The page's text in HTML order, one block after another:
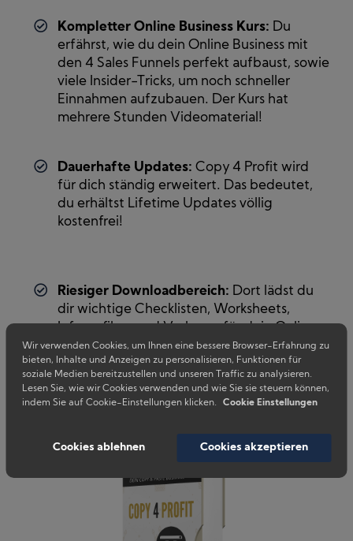
Kompletter Online Business Kurs: Du
erfährst, wie du dein Online Business mit
den 4 Sales Funnels perfekt aufbaust, sowie
viele Insider-Tricks, um noch schneller
Einnahmen aufzubauen. Der Kurs hat
mehrere Stunden Videomaterial!
Dauerhafte Updates: Copy 4 Profit wird
für dich ständig erweitert. Das bedeutet,
du erhältst Lifetime Updates völlig
kostenfrei!
Riesiger Downloadbereich: Dort lädst du
dir wichtige Checklisten, Worksheets,
Infografiken und Vorlagen für dein Online
Business herunter!
Jetzt Zugang sichern!
Wir verwenden Cookies, um Ihnen eine bessere Browser-Erfahrung zu
bieten, Inhalte und Anzeigen zu personalisieren, Funktionen für
soziale Medien bereitzustellen und unseren Traffic zu analysieren.
Lesen Sie, wie wir Cookies verwenden und wie Sie sie steuern können,
indem Sie auf Cookie-Einstellungen klicken.
Cookie Einstellungen
Cookies ablehnen Cookies akzeptieren